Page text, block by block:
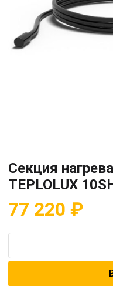
Секция
TEPLOLUX
77 220 ₽
Секция